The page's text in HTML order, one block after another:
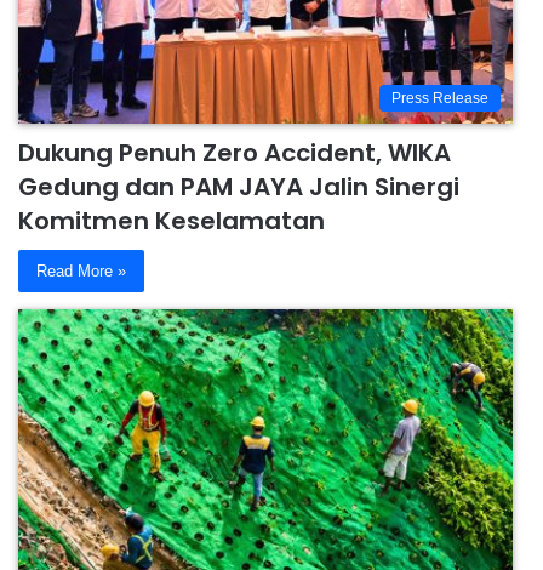
Press Release
Dukung Penuh Zero Accident, WIKA
Gedung dan PAM JAYA Jalin Sinergi
Komitmen Keselamatan
Read More »